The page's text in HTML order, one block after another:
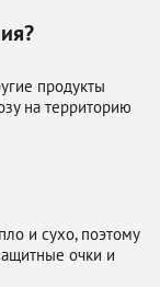
продукты
на территорию
и сухо, поэтому
очки и